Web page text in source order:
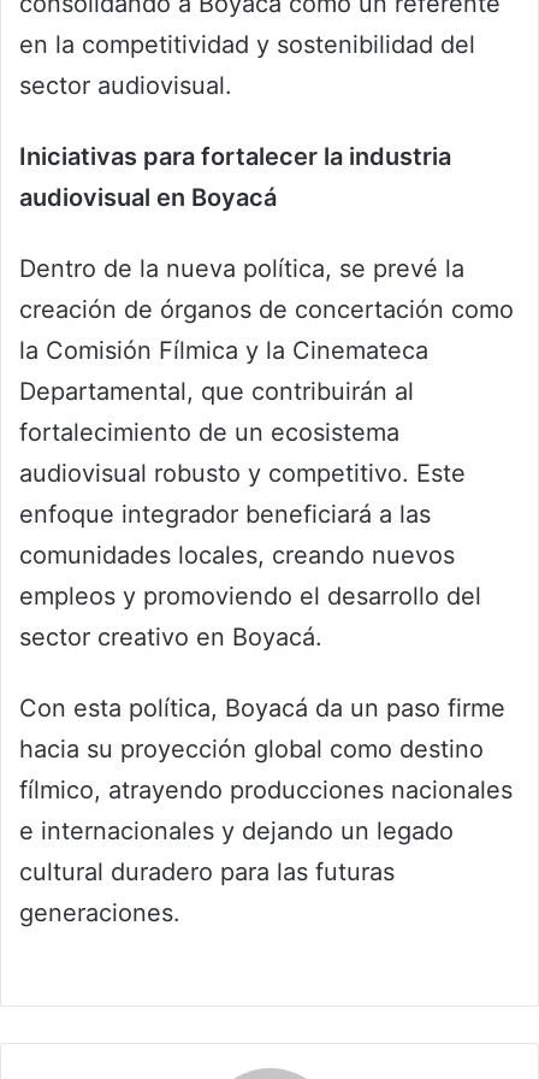
en la competitividad y sostenibilidad del
sector audiovisual.
Iniciativas para fortalecer la industria
audiovisual en Boyacá
Dentro de la nueva política, se prevé la
creación de órganos de concertación como
la Comisión Fílmica y la Cinemateca
Departamental, que contribuirán al
fortalecimiento de un ecosistema
audiovisual robusto y competitivo. Este
enfoque integrador beneficiará a las
comunidades locales, creando nuevos
empleos y promoviendo el desarrollo del
sector creativo en Boyacá.
Con esta política, Boyacá da un paso firme
hacia su proyección global como destino
fílmico, atrayendo producciones nacionales
e internacionales y dejando un legado
cultural duradero para las futuras
generaciones.